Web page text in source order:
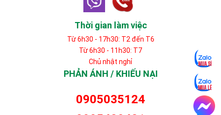
Thời gian làm việc
Từ 6h30 - 17h30: T2 đến T6
Từ 6h30 - 11h30: T7
Chủ nhật nghỉ
PHẢN ÁNH / KHIẾU NẠI
0905035124